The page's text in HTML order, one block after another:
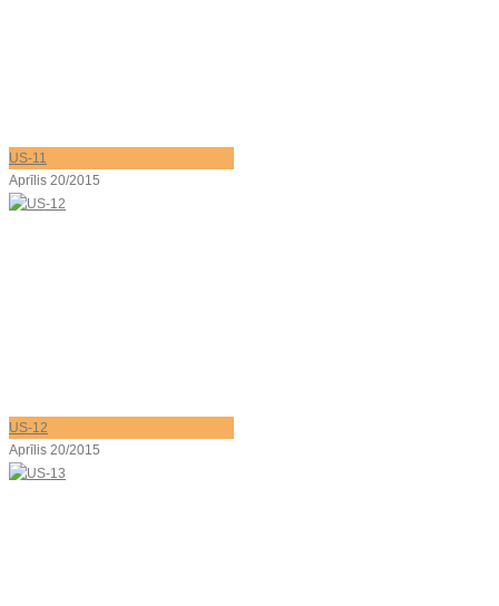
US-11
Aprīlis 20/2015
US-12
Aprīlis 20/2015